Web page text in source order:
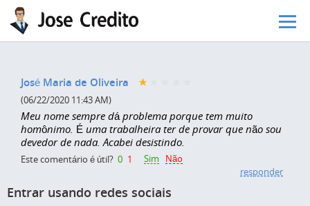
Pular para o conteúdo principal
José Maria de Oliveira
(06/22/2020 11:43 AM)
Meu nome sempre dá problema porque tem muito
homônimo. É uma trabalheira ter de provar que não sou
devedor de nada. Acabei desistindo.
Este comentário é útil? 0 1 Sim
Não
responder
Entrar usando redes sociais